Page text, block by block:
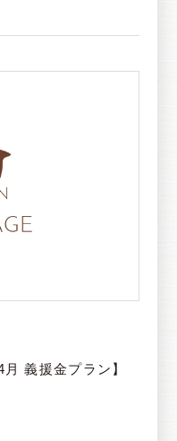
義援金プラン】